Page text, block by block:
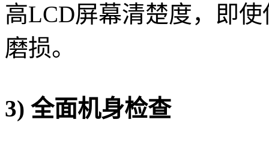
高LCD屏幕清楚度，即
磨损。
3) 全面机身检查